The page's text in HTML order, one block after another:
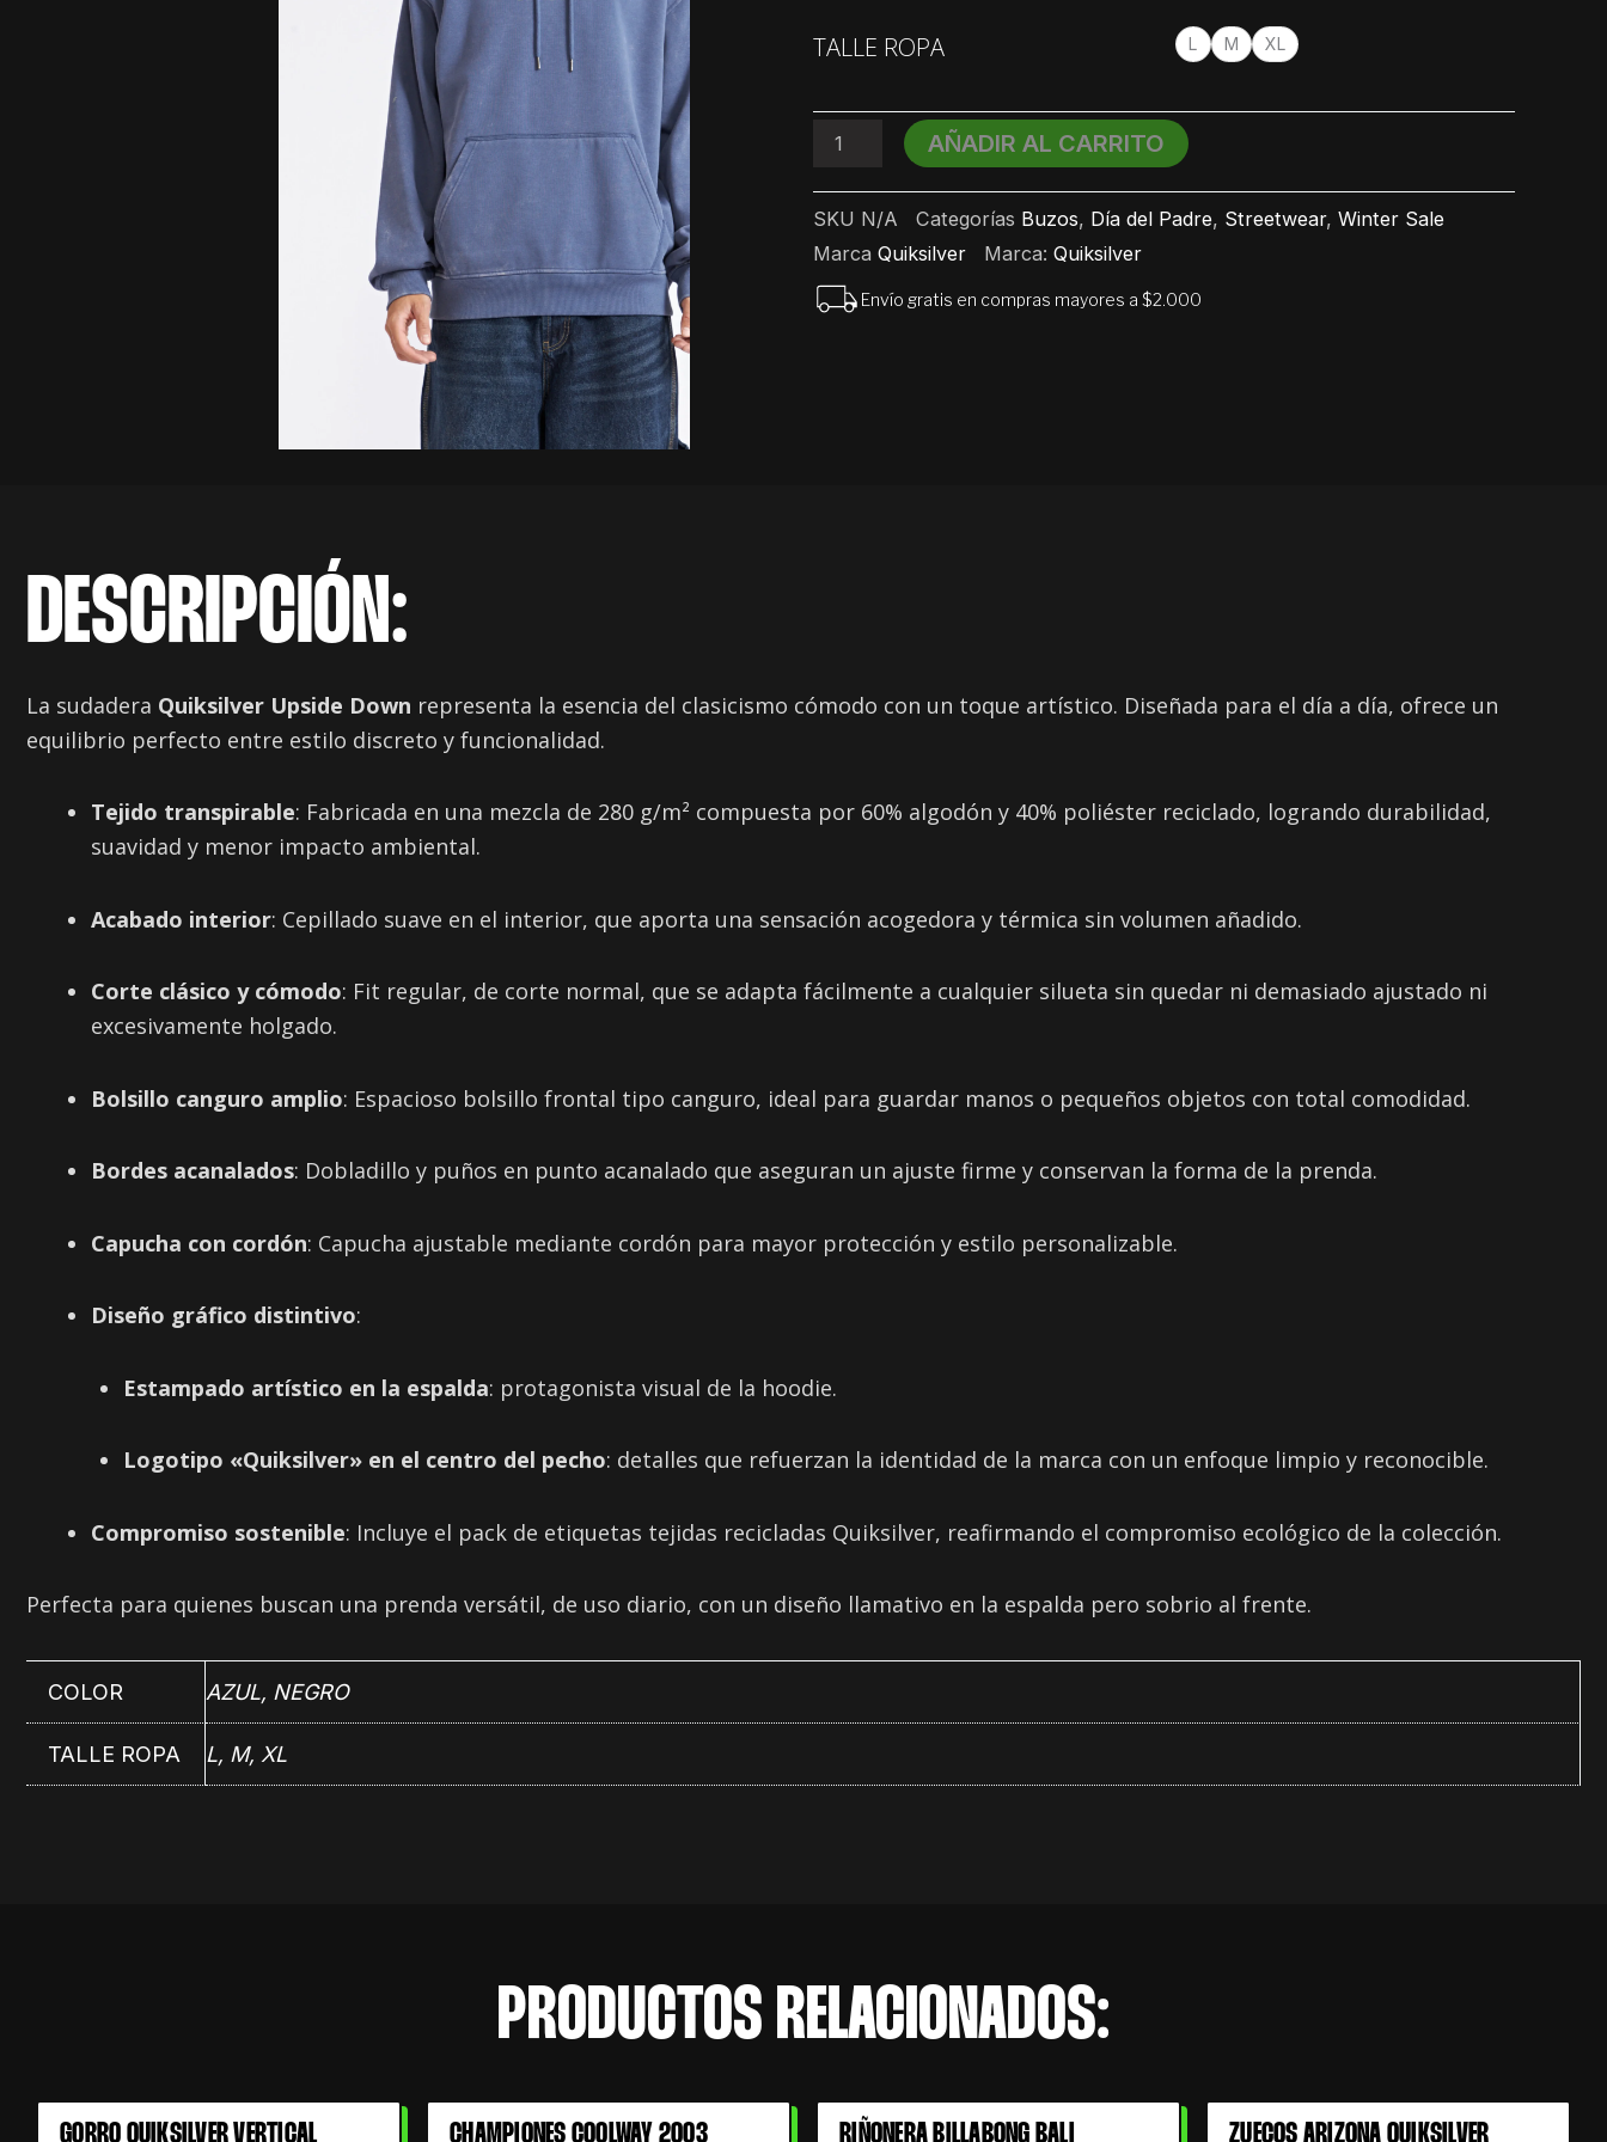
TALLE ROPA
L M XL
DOWN
cantidad
AÑADIR AL CARRITO
SKU N/A Categorías Buzos, Día del Padre, Streetwear, Winter Sale
Marca Quiksilver Marca: Quiksilver
Envío gratis en compras mayores a $2.000
DESCRIPCIÓN:
La sudadera Quiksilver Upside Down representa la esencia del clasicismo cómodo con un toque artístico. Diseñada para el día a día, ofrece un
equilibrio perfecto entre estilo discreto y funcionalidad.
Tejido transpirable: Fabricada en una mezcla de 280 g/m² compuesta por 60% algodón y 40% poliéster reciclado, logrando durabilidad,
suavidad y menor impacto ambiental.
Acabado interior: Cepillado suave en el interior, que aporta una sensación acogedora y térmica sin volumen añadido.
Corte clásico y cómodo: Fit regular, de corte normal, que se adapta fácilmente a cualquier silueta sin quedar ni demasiado ajustado ni
excesivamente holgado.
Bolsillo canguro amplio: Espacioso bolsillo frontal tipo canguro, ideal para guardar manos o pequeños objetos con total comodidad.
Bordes acanalados: Dobladillo y puños en punto acanalado que aseguran un ajuste firme y conservan la forma de la prenda.
Capucha con cordón: Capucha ajustable mediante cordón para mayor protección y estilo personalizable.
Diseño gráfico distintivo:
Estampado artístico en la espalda: protagonista visual de la hoodie.
Logotipo «Quiksilver» en el centro del pecho: detalles que refuerzan la identidad de la marca con un enfoque limpio y reconocible.
Compromiso sostenible: Incluye el pack de etiquetas tejidas recicladas Quiksilver, reafirmando el compromiso ecológico de la colección.
Perfecta para quienes buscan una prenda versátil, de uso diario, con un diseño llamativo en la espalda pero sobrio al frente.
COLOR AZUL, NEGRO
TALLE ROPA L, M, XL
PRODUCTOS RELACIONADOS:
GORRO QUIKSILVER VERTICAL
El
El
CHAMPIONES COOLWAY 2003 RIÑONERA BILLABONG BALI ZUECOS ARIZONA QUIKSILVER